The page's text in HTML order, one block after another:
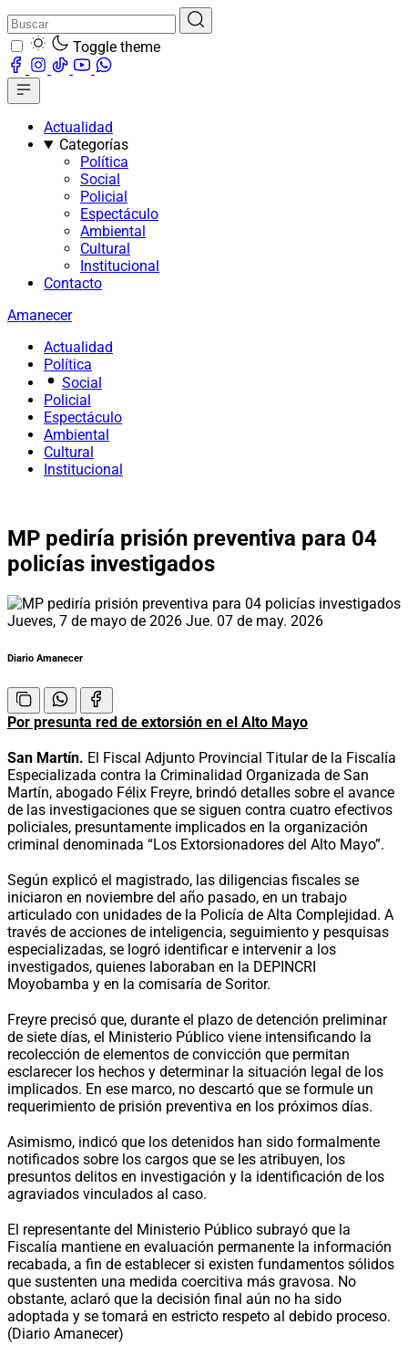
Toggle theme
Actualidad
Categorías
Política
Social
Policial
Espectáculo
Ambiental
Cultural
Institucional
Contacto
Amanecer
Actualidad
Política
Social
Policial
Espectáculo
Ambiental
Cultural
Institucional
MP pediría prisión preventiva para 04
policías investigados
Jueves, 7 de mayo de 2026 Jue. 07 de may. 2026
Diario Amanecer
Por presunta red de extorsión en el Alto Mayo
San Martín. El Fiscal Adjunto Provincial Titular de la Fiscalía
Especializada contra la Criminalidad Organizada de San
Martín, abogado Félix Freyre, brindó detalles sobre el avance
de las investigaciones que se siguen contra cuatro efectivos
policiales, presuntamente implicados en la organización
criminal denominada “Los Extorsionadores del Alto Mayo”.
Según explicó el magistrado, las diligencias fiscales se
iniciaron en noviembre del año pasado, en un trabajo
articulado con unidades de la Policía de Alta Complejidad. A
través de acciones de inteligencia, seguimiento y pesquisas
especializadas, se logró identificar e intervenir a los
investigados, quienes laboraban en la DEPINCRI
Moyobamba y en la comisaría de Soritor.
Freyre precisó que, durante el plazo de detención preliminar
de siete días, el Ministerio Público viene intensificando la
recolección de elementos de convicción que permitan
esclarecer los hechos y determinar la situación legal de los
implicados. En ese marco, no descartó que se formule un
requerimiento de prisión preventiva en los próximos días.
Asimismo, indicó que los detenidos han sido formalmente
notificados sobre los cargos que se les atribuyen, los
presuntos delitos en investigación y la identificación de los
agraviados vinculados al caso.
El representante del Ministerio Público subrayó que la
Fiscalía mantiene en evaluación permanente la información
recabada, a fin de establecer si existen fundamentos sólidos
que sustenten una medida coercitiva más gravosa. No
obstante, aclaró que la decisión final aún no ha sido
adoptada y se tomará en estricto respeto al debido proceso.
(Diario Amanecer)